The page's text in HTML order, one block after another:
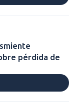
pérdida de